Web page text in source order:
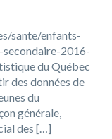
sante/enfants-
2016-
du Québec
des données de
du
générale,
des […]